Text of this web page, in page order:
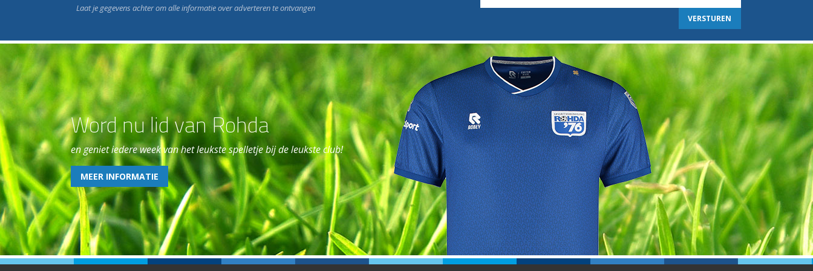
Laat je gegevens achter om alle informatie over adverteren te ontvangen
Word nu lid van Rohda
en geniet iedere week van het leukste spelletje bij de leukste club!
MEER INFORMATIE